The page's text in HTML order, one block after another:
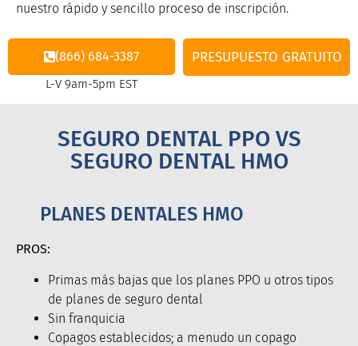
nuestro rápido y sencillo proceso de inscripción.
(866) 684-3387
L-V 9am-5pm EST
PRESUPUESTO GRATUITO
SEGURO DENTAL PPO VS
SEGURO DENTAL HMO
PLANES DENTALES HMO
PROS:
Primas más bajas que los planes PPO u otros tipos
de planes de seguro dental
Sin franquicia
Copagos establecidos; a menudo un copago